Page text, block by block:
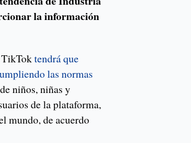
la información
TikToktendrá que
las normas
niños, niñas y
de la plataforma,
mundo, de acuerdo